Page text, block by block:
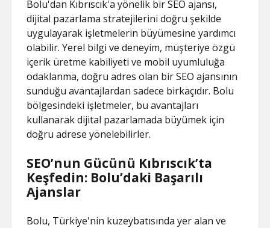
Bolu'dan Kıbrıscık'a yönelik bir SEO ajansı,
dijital pazarlama stratejilerini doğru şekilde
uygulayarak işletmelerin büyümesine yardımcı
olabilir. Yerel bilgi ve deneyim, müşteriye özgü
içerik üretme kabiliyeti ve mobil uyumluluğa
odaklanma, doğru adres olan bir SEO ajansının
sunduğu avantajlardan sadece birkaçıdır. Bolu
bölgesindeki işletmeler, bu avantajları
kullanarak dijital pazarlamada büyümek için
doğru adrese yönelebilirler.
SEO’nun Gücünü Kıbrıscık’ta
Keşfedin: Bolu’daki Başarılı
Ajanslar
Bolu, Türkiye'nin kuzeybatısında yer alan ve